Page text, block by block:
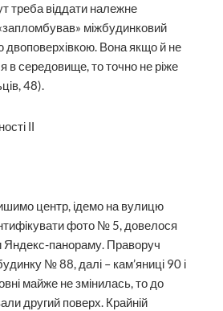
треба віддати належне
міжбудинковий
двоповерхівкою. Вона якщо й не
в середовище, то точно не ріже
48).
центр, ідемо на вулицю
фото № 5, довелося
Яндекс-панораму. Праворуч
№ 88, далі – кам’яниці 90 і
майже не змінилась, то до
другий поверх. Крайній